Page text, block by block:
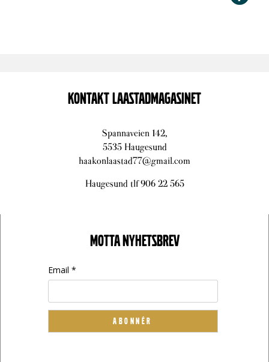
KONTAKT LAASTADMAGASINET
Spannaveien 142,
5535 Haugesund
haakonlaastad77@gmail.com
Haugesund tlf 906 22 565
MOTTA NYHETSBREV
Email *